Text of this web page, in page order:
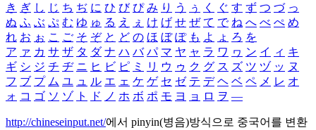
き ぎ し じ ち ぢ に ひ び ぴ み り う ぅ く ぐ す ず つ づ っ
ぬ ふ ぶ ぷ む ゆ ゅ る え ぇ け げ せ ぜ て で ね へ べ ぺ め
れ お ぉ こ ご そ ぞ と ど の ほ ぼ ぽ も よ ょ ろ を
ア ァ カ サ ザ タ ダ ナ ハ バ パ マ ヤ ャ ラ ワ ヮ ン イ ィ キ
ギ シ ジ チ ヂ ニ ヒ ビ ピ ミ リ ウ ゥ ク グ ス ズ ツ ヅ ッ ヌ
フ ブ プ ム ユ ュ ル エ ェ ケ ゲ セ ゼ テ デ ヘ ベ ペ メ レ オ
ォ コ ゴ ソ ゾ ト ド ノ ホ ボ ポ モ ヨ ョ ロ ヲ ―
http://chineseinput.net/에서 pinyin(병음)방식으로 중국어를 변환